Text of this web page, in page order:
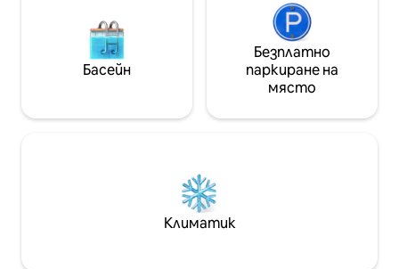
Басейн
Безплатно
паркиране на
място
Климатик